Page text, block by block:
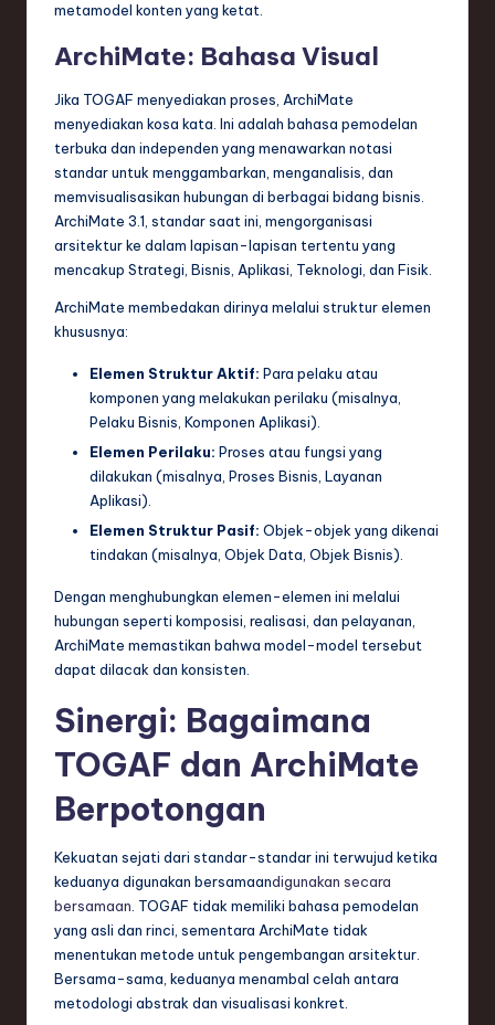
metamodel konten yang ketat.
ArchiMate: Bahasa Visual
Jika TOGAF menyediakan proses, ArchiMate
menyediakan kosa kata. Ini adalah bahasa pemodelan
terbuka dan independen yang menawarkan notasi
standar untuk menggambarkan, menganalisis, dan
memvisualisasikan hubungan di berbagai bidang bisnis.
ArchiMate 3.1, standar saat ini, mengorganisasi
arsitektur ke dalam lapisan-lapisan tertentu yang
mencakup Strategi, Bisnis, Aplikasi, Teknologi, dan Fisik.
ArchiMate membedakan dirinya melalui struktur elemen
khususnya:
Elemen Struktur Aktif: Para pelaku atau
komponen yang melakukan perilaku (misalnya,
Pelaku Bisnis, Komponen Aplikasi).
Elemen Perilaku: Proses atau fungsi yang
dilakukan (misalnya, Proses Bisnis, Layanan
Aplikasi).
Elemen Struktur Pasif: Objek-objek yang dikenai
tindakan (misalnya, Objek Data, Objek Bisnis).
Dengan menghubungkan elemen-elemen ini melalui
hubungan seperti komposisi, realisasi, dan pelayanan,
ArchiMate memastikan bahwa model-model tersebut
dapat dilacak dan konsisten.
Sinergi: Bagaimana
TOGAF dan ArchiMate
Berpotongan
Kekuatan sejati dari standar-standar ini terwujud ketika
keduanya digunakan bersamaandigunakan secara
bersamaan. TOGAF tidak memiliki bahasa pemodelan
yang asli dan rinci, sementara ArchiMate tidak
menentukan metode untuk pengembangan arsitektur.
Bersama-sama, keduanya menambal celah antara
metodologi abstrak dan visualisasi konkret.